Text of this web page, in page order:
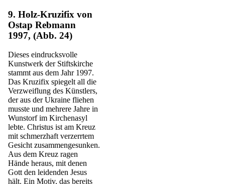
9. Holz-Kruzifix von
Ostap Rebmann
1997, (Abb. 24)
Dieses eindrucksvolle
Kunstwerk der Stiftskirche
stammt aus dem Jahr 1997.
Das Kruzifix spiegelt all die
Verzweiflung des Künstlers,
der aus der Ukraine fliehen
musste und mehrere Jahre in
Wunstorf im Kirchenasyl
lebte. Christus ist am Kreuz
mit schmerzhaft verzerrtem
Gesicht zusammengesunken.
Aus dem Kreuz ragen
Hände heraus, mit denen
Gott den leidenden Jesus
hält. Ein Motiv, das bereits